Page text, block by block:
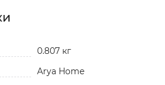
0.807 кг
Arya Home